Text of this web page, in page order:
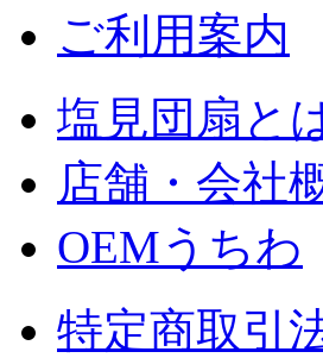
ご利用案内
塩見団扇と
店舗・会社
OEMうちわ
特定商取引